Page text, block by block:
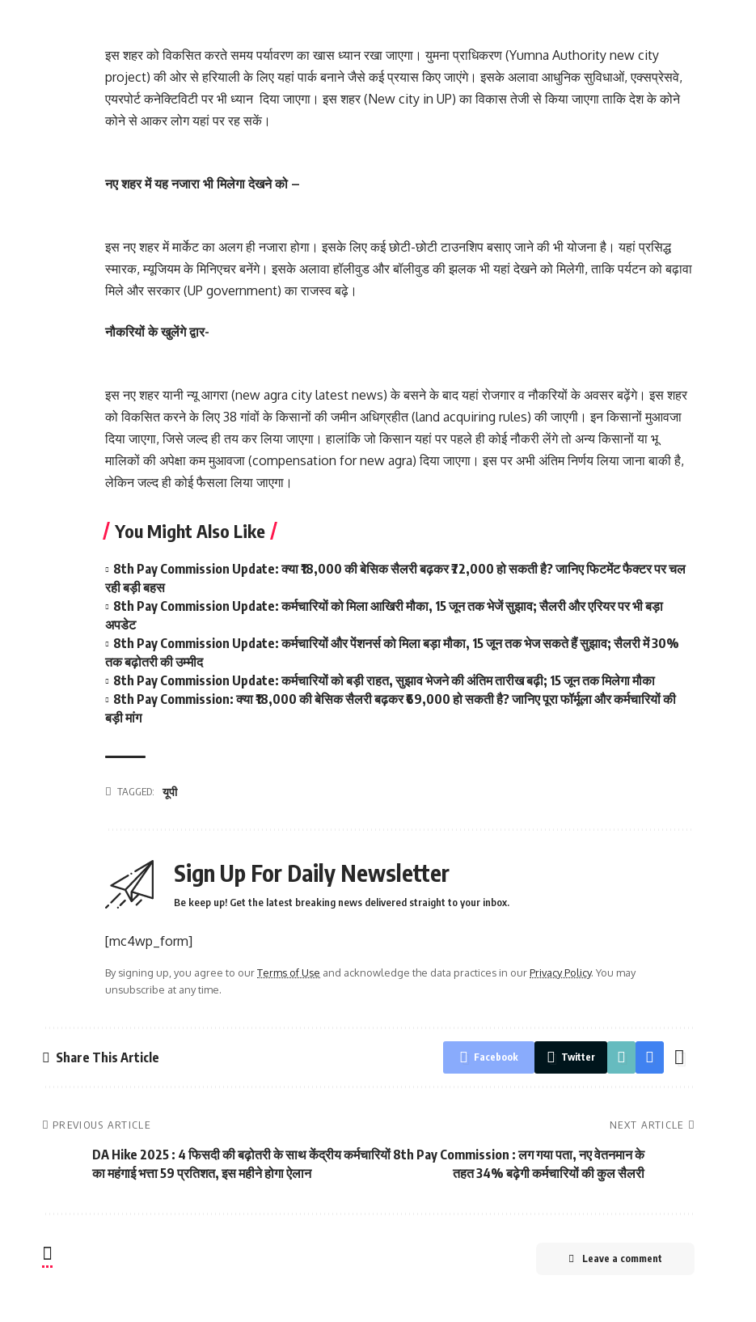
इस शहर को विकसित करते समय पर्यावरण का खास ध्यान रखा जाएगा। युमना प्राधिकरण (Yumna Authority new city
project) की ओर से हरियाली के लिए यहां पार्क बनाने जैसे कई प्रयास किए जाएंगे। इसके अलावा आधुनिक सुविधाओं, एक्सप्रेसवे,
एयरपोर्ट कनेक्टिविटी पर भी ध्यान दिया जाएगा। इस शहर (New city in UP) का विकास तेजी से किया जाएगा ताकि देश के कोने
कोने से आकर लोग यहां पर रह सकें।
नए शहर में यह नजारा भी मिलेगा देखने को –
इस नए शहर में मार्केट का अलग ही नजारा होगा। इसके लिए कई छोटी-छोटी टाउनशिप बसाए जाने की भी योजना है। यहां प्रसिद्ध
स्मारक, म्यूजियम के मिनिएचर बनेंगे। इसके अलावा हॉलीवुड और बॉलीवुड की झलक भी यहां देखने को मिलेगी, ताकि पर्यटन को बढ़ावा
मिले और सरकार (UP government) का राजस्व बढ़े।
नौकरियों के खुलेंगे द्वार-
इस नए शहर यानी न्यू आगरा (new agra city latest news) के बसने के बाद यहां रोजगार व नौकरियों के अवसर बढ़ेंगे। इस शहर
को विकसित करने के लिए 38 गांवों के किसानों की जमीन अधिग्रहीत (land acquiring rules) की जाएगी। इन किसानों मुआवजा
दिया जाएगा, जिसे जल्द ही तय कर लिया जाएगा। हालांकि जो किसान यहां पर पहले ही कोई नौकरी लेंगे तो अन्य किसानों या भू
मालिकों की अपेक्षा कम मुआवजा (compensation for new agra) दिया जाएगा। इस पर अभी अंतिम निर्णय लिया जाना बाकी है,
लेकिन जल्द ही कोई फैसला लिया जाएगा।
You Might Also Like
8th Pay Commission Update: क्या ₹18,000 की बेसिक सैलरी बढ़कर ₹72,000 हो सकती है? जानिए फिटमेंट फैक्टर पर चल
रही बड़ी बहस
8th Pay Commission Update: कर्मचारियों को मिला आखिरी मौका, 15 जून तक भेजें सुझाव; सैलरी और एरियर पर भी बड़ा
अपडेट
8th Pay Commission Update: कर्मचारियों और पेंशनर्स को मिला बड़ा मौका, 15 जून तक भेज सकते हैं सुझाव; सैलरी में 30%
तक बढ़ोतरी की उम्मीद
8th Pay Commission Update: कर्मचारियों को बड़ी राहत, सुझाव भेजने की अंतिम तारीख बढ़ी; 15 जून तक मिलेगा मौका
8th Pay Commission: क्या ₹18,000 की बेसिक सैलरी बढ़कर ₹69,000 हो सकती है? जानिए पूरा फॉर्मूला और कर्मचारियों की
बड़ी मांग
TAGGED: यूपी
Sign Up For Daily Newsletter
Be keep up! Get the latest breaking news delivered straight to your inbox.
[mc4wp_form]
By signing up, you agree to ourTerms of Use and acknowledge the data practices in ourPrivacy Policy. You may
unsubscribe at any time.
Share This Article Facebook Twitter
PREVIOUS ARTICLE
DA Hike 2025 : 4 फिसदी की बढ़ोतरी के साथ केंद्रीय कर्मचारियों
का महंगाई भत्ता 59 प्रतिशत, इस महीने होगा ऐलान
NEXT ARTICLE
8th Pay Commission : लग गया पता, नए वेतनमान के
तहत 34% बढ़ेगी कर्मचारियों की कुल सैलरी
Leave a comment